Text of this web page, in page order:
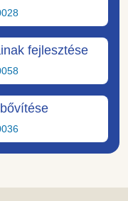
fejlesztése